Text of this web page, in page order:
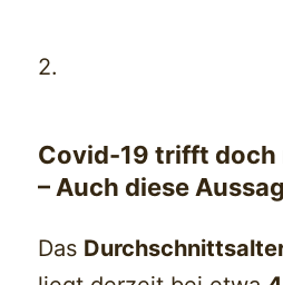
2.
Covid-19 trifft doch
– Auch diese
Das